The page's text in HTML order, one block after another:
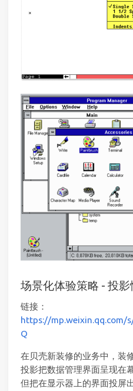
场景化体验策略 - 投
链接：
https://mp.weixin.qq.com/
Q
在贝壳新装修的业务中，装
投影把数据管理界面呈现在
但把在显示器上的界面投屏